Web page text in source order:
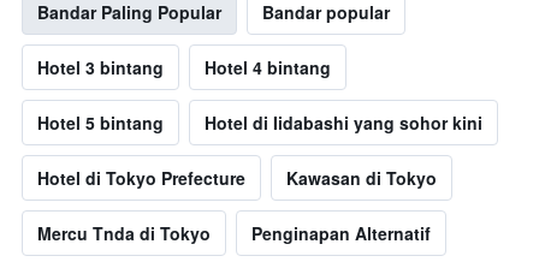
Bandar Paling Popular Bandar popular
Hotel 3 bintang Hotel 4 bintang
Hotel 5 bintang Hotel di Iidabashi yang sohor kini
Hotel di Tokyo Prefecture Kawasan di Tokyo
Mercu Tnda di Tokyo Penginapan Alternatif